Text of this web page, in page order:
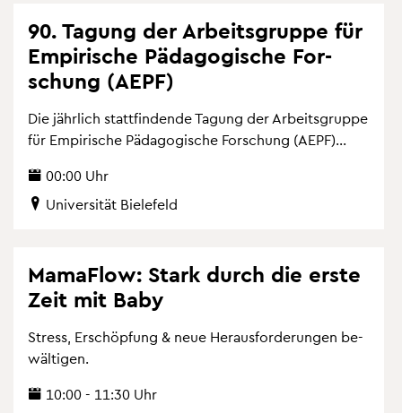
90. Ta­gung der Ar­beits­grup­pe für
Em­pi­ri­sche Päd­ago­gi­sche For­
schung (AEPF)
Die jähr­lich statt­fin­den­de Ta­gung der Ar­beits­grup­pe
für Em­pi­ri­sche Päd­ago­gi­sche For­schung (AEPF)...
00:00 Uhr
Uni­ver­si­tät Bie­le­feld
Ma­ma­Flow: Stark durch die erste
Zeit mit Baby
Stress, Er­schöp­fung & neue Her­aus­for­de­run­gen be­
wäl­ti­gen.
10:00 - 11:30 Uhr